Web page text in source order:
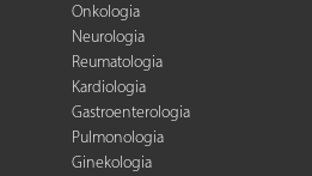
Onkologia
Neurologia
Reumatologia
Kardiologia
Gastroenterologia
Pulmonologia
Ginekologia